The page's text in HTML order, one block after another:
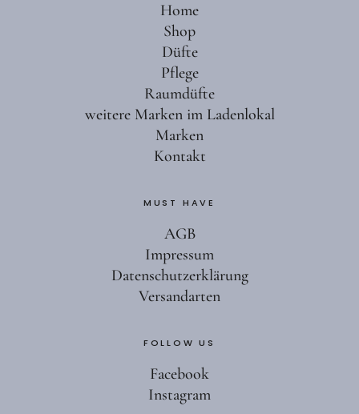
Home
Shop
Düfte
Pflege
Raumdüfte
weitere Marken im Ladenlokal
Marken
Kontakt
MUST HAVE
AGB
Impressum
Datenschutzerklärung
Versandarten
FOLLOW US
Facebook
Instagram